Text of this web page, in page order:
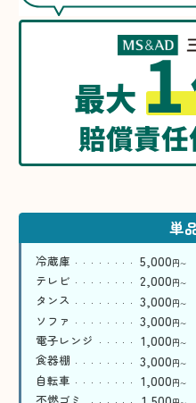
最大1
賠償責
単
冷蔵庫 5,000円〜
テレビ 2,000円〜
タンス 3,000円〜
ソファ 3,000円〜
電子レンジ 1,000円〜
食器棚 3,000円〜
自転車 1,000円〜